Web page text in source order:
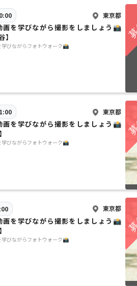
東京都
画を学びながら撮影をしましょう📸
】
びながらフォトウォーク📸
東京都
画を学びながら撮影をしましょう📸
びながらフォトウォーク📸
東京都
画を学びながら撮影をしましょう📸
びながらフォトウォーク📸